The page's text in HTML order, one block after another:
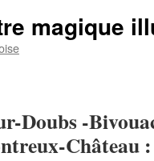
magique
Doubs -
Château